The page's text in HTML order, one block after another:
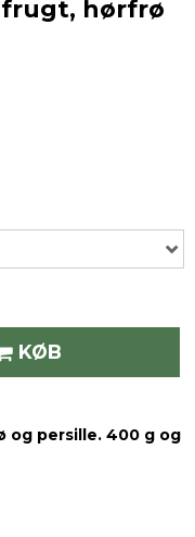
hørfrø
KØB
og persille. 400 g og